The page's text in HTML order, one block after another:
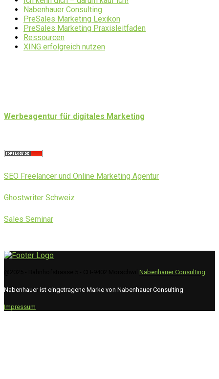
Nabenhauer Consulting
PreSales Marketing Lexikon
PreSales Marketing Praxisleitfaden
Ressourcen
XING erfolgreich nutzen
Werbeagentur für digitales Marketing
SEO Freelancer und Online Marketing Agentur
Ghostwriter Schweiz
Sales Seminar
Nabenhauer Consulting
Nabenhauer ist eingetragene Marke von Nabenhauer Consulting
Impressum